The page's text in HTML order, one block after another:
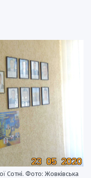
Сотні. Фото: Жовківська